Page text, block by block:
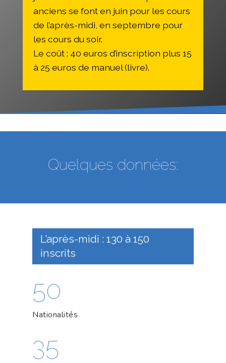
anciens se font en juin pour les cours
de l’après-midi, en septembre pour
les cours du soir.
Le coût : 40 euros d’inscription plus 15
à 25 euros de manuel (livre).
Quelques données:
L’après-midi : 130 à 150
inscrits
50
Nationalités
35